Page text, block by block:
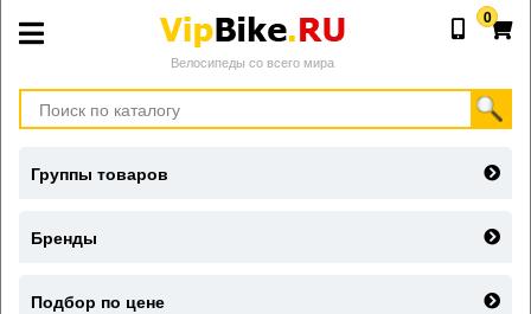
Велосипеды со всего мира
0
Группы товаров
Бренды
Подбор по цене